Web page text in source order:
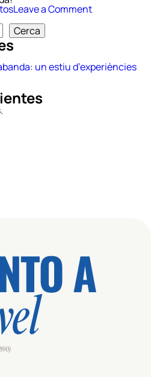
Leave a Commenton
un
estiu
Cerca
un estiu d’experiències
A